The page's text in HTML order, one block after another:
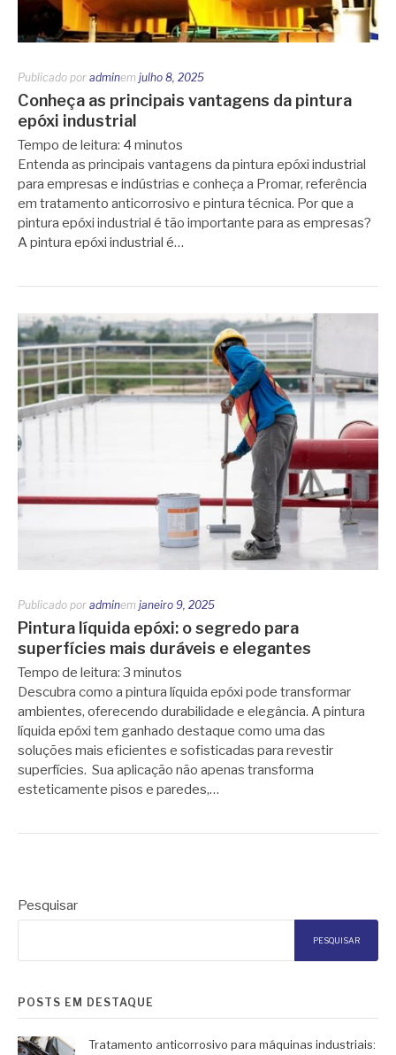
Publicado por adminem julho 8, 2025
Conheça as principais vantagens da pintura
epóxi industrial
Tempo de leitura: 4 minutos
Entenda as principais vantagens da pintura epóxi industrial
para empresas e indústrias e conheça a Promar, referência
em tratamento anticorrosivo e pintura técnica. Por que a
pintura epóxi industrial é tão importante para as empresas?
A pintura epóxi industrial é…
Publicado por adminem janeiro 9, 2025
Pintura líquida epóxi: o segredo para
superfícies mais duráveis e elegantes
Tempo de leitura: 3 minutos
Descubra como a pintura líquida epóxi pode transformar
ambientes, oferecendo durabilidade e elegância. A pintura
líquida epóxi tem ganhado destaque como uma das
soluções mais eficientes e sofisticadas para revestir
superfícies. Sua aplicação não apenas transforma
esteticamente pisos e paredes,…
Pesquisar
PESQUISAR
POSTS EM DESTAQUE
Tratamento anticorrosivo para máquinas industriais: